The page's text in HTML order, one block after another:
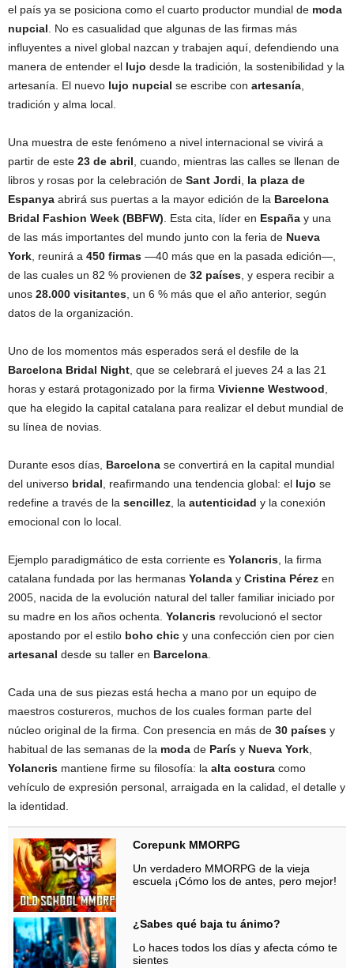
el país ya se posiciona como el cuarto productor mundial de moda
nupcial . No es casualidad que algunas de las firmas más
influyentes a nivel global nazcan y trabajen aquí, defendiendo una
manera de entender el lujo desde la tradición, la sostenibilidad y la
artesanía. El nuevo lujo nupcial se escribe con artesanía
tradición y alma local.
Una muestra de este fenómeno a nivel internacional se vivirá a
partir de este 23 de abril , cuando, mientras las calles se llenan de
libros y rosas por la celebración de Sant Jordi
la plaza de
Espanya abrirá sus puertas a la mayor edición de la Barcelona
Bridal Fashion Week (BBFW) . Esta cita, líder en España y una
de las más importantes del mundo junto con la feria de Nueva
York , reunirá a 450 firmas —40 más que en la pasada edición—,
de las cuales un 82 % provienen de 32 países , y espera recibir a
unos 28.000 visitantes , un 6 % más que el año anterior, según
datos de la organización.
Uno de los momentos más esperados será el desfile de la
Barcelona Bridal Night , que se celebrará el jueves 24 a las 21
horas y estará protagonizado por la firma Vivienne Westwood
que ha elegido la capital catalana para realizar el debut mundial de
su línea de novias.
Durante esos días, Barcelona se convertirá en la capital mundial
del universo bridal , reafirmando una tendencia global: el lujo se
redefine a través de la sencillez , la autenticidad y la conexión
emocional con lo local.
Ejemplo paradigmático de esta corriente es Yolancris , la firma
catalana fundada por las hermanas Yolanda y Cristina Pérez en
2005, nacida de la evolución natural del taller familiar iniciado por
su madre en los años ochenta. Yolancris revolucionó el sector
apostando por el estilo boho chic y una confección cien por cien
artesanal desde su taller en Barcelona
Cada una de sus piezas está hecha a mano por un equipo de
maestros costureros, muchos de los cuales forman parte del
núcleo original de la firma. Con presencia en más de 30 países y
habitual de las semanas de la moda de París y Nueva York
Yolancris mantiene firme su filosofía: la alta costura como
vehículo de expresión personal, arraigada en la calidad, el detalle y
la identidad.
Corepunk MMORPG
Un verdadero MMORPG de la vieja
escuela ¡Cómo los de antes, pero mejor!
¿Sabes qué baja tu ánimo?
Lo haces todos los días y afecta cómo te
sientes